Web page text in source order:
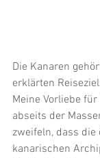
Die Kanaren
erklärten
Meine Vorliebe
abseits der
zweifeln, dass
kanarischen